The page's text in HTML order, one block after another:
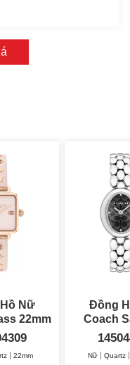
Nữ
Coach Cass 22mm
22mm
Đồng
Coach
Nữ Quartz